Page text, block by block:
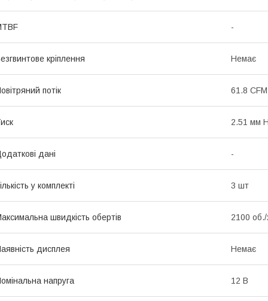
-
кріплення Немає
потік 61.8 CFM
2.51 мм
дані -
у комплекті 3 шт
швидкість обертів 2100 об./
дисплея Немає
напруга 12 В